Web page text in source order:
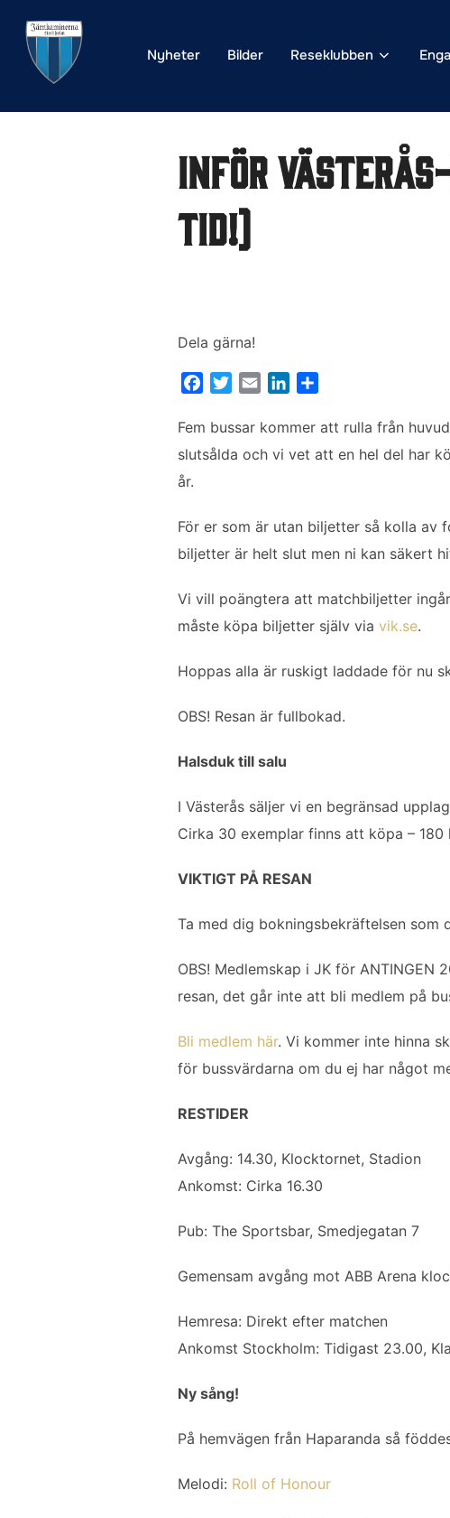
innehåll
Nyheter Bilder Reseklubben
Inför Västerås-
tid!)
Dela gärna!
c
e
k
i
t
a
i
n
k
n
l
a
Fem bussar kommer att rulla från
slutsålda och vi vet att en hel del har
år.
För er som är utan biljetter så kolla av
biljetter är helt slut men ni kan säkert
Vi vill poängtera att matchbiljetter
måste köpa biljetter själv via vik.se.
Hoppas alla är ruskigt laddade för nu
OBS! Resan är fullbokad.
Halsduk till salu
I Västerås säljer vi en begränsad
Cirka 30 exemplar finns att köpa –
VIKTIGT PÅ RESAN
Ta med dig bokningsbekräftelsen som
OBS! Medlemskap i JK för ANTINGEN
resan, det går inte att bli medlem på
Bli medlem här. Vi kommer inte hinna
för bussvärdarna om du ej har något
RESTIDER
Avgång: 14.30, Klocktornet, Stadion
Ankomst: Cirka 16.30
Pub: The Sportsbar, Smedjegatan 7
Gemensam avgång mot ABB Arena
Hemresa: Direkt efter matchen
Ankomst Stockholm: Tidigast 23.00,
Ny sång!
På hemvägen från Haparanda så
Melodi: Roll of Honour